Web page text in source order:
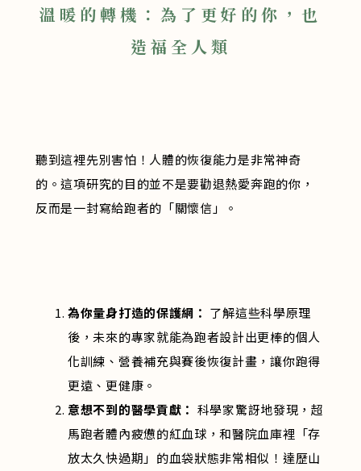
溫暖的轉機：為了更好的你，也
造福全人類
聽到這裡先別害怕！人體的恢復能力是非常神奇
的。這項研究的目的並不是要勸退熱愛奔跑的你，
反而是一封寫給跑者的「關懷信」。
為你量身打造的保護網： 了解這些科學原理
後，未來的專家就能為跑者設計出更棒的個人
化訓練、營養補充與賽後恢復計畫，讓你跑得
更遠、更健康。
意想不到的醫學貢獻： 科學家驚訝地發現，超
馬跑者體內疲憊的紅血球，和醫院血庫裡「存
放太久快過期」的血袋狀態非常相似！達歷山